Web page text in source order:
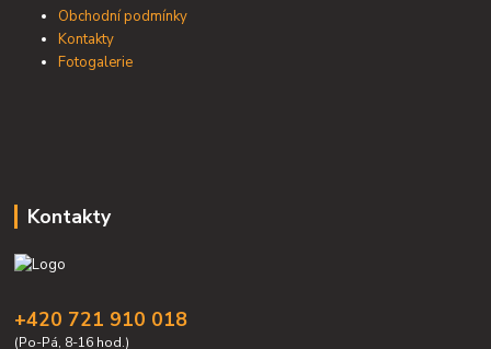
Obchodní podmínky
Kontakty
Fotogalerie
Kontakty
+420 721 910 018
(Po-Pá, 8-16 hod.)